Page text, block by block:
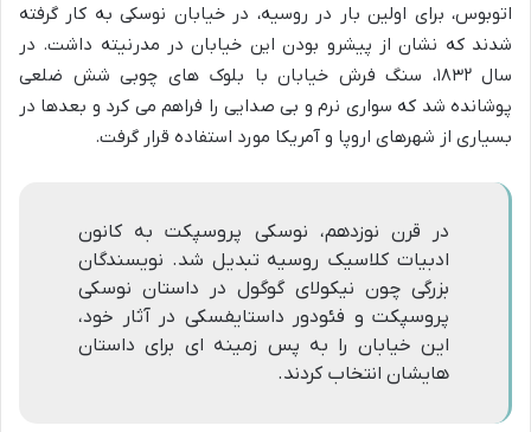
اتوبوس، برای اولین بار در روسیه، در خیابان نوسکی به کار گرفته
شدند که نشان از پیشرو بودن این خیابان در مدرنیته داشت. در
سال ۱۸۳۲، سنگ فرش خیابان با بلوک های چوبی شش ضلعی
پوشانده شد که سواری نرم و بی صدایی را فراهم می کرد و بعدها در
بسیاری از شهرهای اروپا و آمریکا مورد استفاده قرار گرفت.
در قرن نوزدهم، نوسکی پروسپکت به کانون
ادبیات کلاسیک روسیه تبدیل شد. نویسندگان
بزرگی چون نیکولای گوگول در داستان نوسکی
پروسپکت و فئودور داستایفسکی در آثار خود،
این خیابان را به پس زمینه ای برای داستان
هایشان انتخاب کردند.